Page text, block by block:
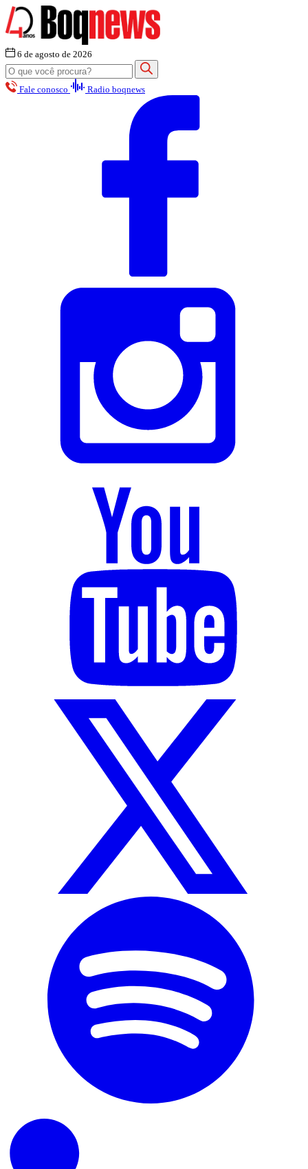
6 de agosto de 2026
Fale conosco Radio boqnews